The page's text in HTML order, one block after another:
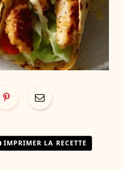
IMPRIMER LA RECETTE